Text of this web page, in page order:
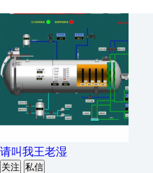
请叫我王老湿
关注 私信